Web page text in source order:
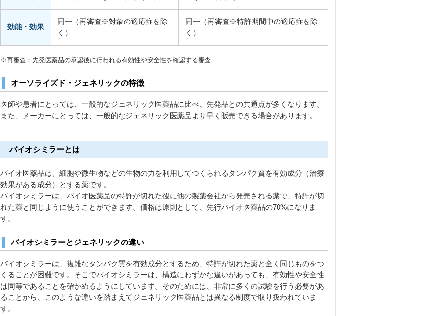
効能・効果
同一（再審査※対象の適応症を除
く）
同一（再審査※特許期間中の適応症を除
く）
※再審査：先発医薬品の承認後に行われる有効性や安全性を確認する審査
オーソライズド・ジェネリックの特徴
医師や患者にとっては、一般的なジェネリック医薬品に比べ、先発品との共通点が多くなります。
また、メーカーにとっては、一般的なジェネリック医薬品より早く販売できる場合があります。
バイオシミラーとは
バイオ医薬品は、細胞や微生物などの生物の力を利用してつくられるタンパク質を有効成分（治療
効果がある成分）とする薬です。
バイオシミラーは、バイオ医薬品の特許が切れた後に他の製薬会社から発売される薬で、特許が切
れた薬と同じように使うことができます。価格は原則として、先行バイオ医薬品の70%になりま
す。
バイオシミラーとジェネリックの違い
バイオシミラーは、複雑なタンパク質を有効成分とするため、特許が切れた薬と全く同じものをつ
くることが困難です。そこでバイオシミラーは、構造にわずかな違いがあっても、有効性や安全性
は同等であることを確かめるようにしています。そのためには、非常に多くの試験を行う必要があ
ることから、このような違いを踏まえてジェネリック医薬品とは異なる制度で取り扱われていま
す。